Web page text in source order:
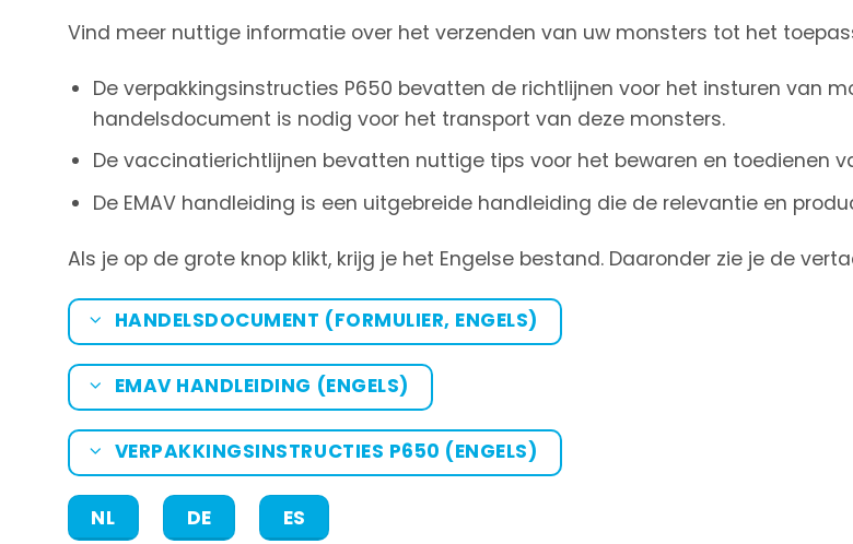
Vind meer nuttige informatie over het verzenden van uw monsters tot het
De verpakkingsinstructies P650 bevatten de richtlijnen voor het insturen van
handelsdocument is nodig voor het transport van deze monsters.
De vaccinatierichtlijnen bevatten nuttige tips voor het bewaren en toedienen
De EMAV handleiding is een uitgebreide handleiding die de relevantie en
Als je op de grote knop klikt, krijg je het Engelse bestand. Daaronder zie je de
HANDELSDOCUMENT (FORMULIER, ENGELS)
EMAV HANDLEIDING (ENGELS)
VERPAKKINGSINSTRUCTIES P650 (ENGELS)
NL DE ES